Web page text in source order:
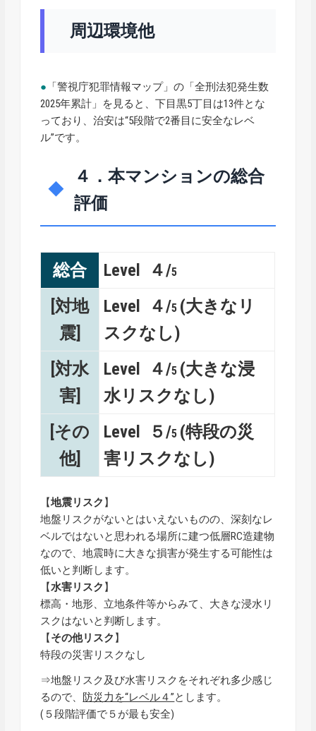
周辺環境他
● 「警視庁犯罪情報マップ」の「全刑法犯発生数
2025年累計」を見ると、下目黒5丁目は13件とな
っており、治安は“5段階で2番目に安全なレベ
ル”です。
４．本マンションの総合
評価
総合 Level ４/5
[対地
震]
Level ４/5 (大きなリ
スクなし)
[対水
害]
Level ４/5 (大きな浸
水リスクなし)
[その
他]
Level ５/5 (特段の災
害リスクなし)
【地震リスク 】
地盤リスクがないとはいえないものの、深刻なレ
ベルではないと思われる場所に建つ低層RC造建物
なので、地震時に大きな損害が発生する可能性は
低いと判断します。
【水害リスク 】
標高・地形、立地条件等からみて、大きな浸水リ
スクはないと判断します。
【その他リスク 】
特段の災害リスクなし
⇒地盤リスク及び水害リスクをそれぞれ多少感じ
るので、 防災力を“レベル４”とします。
(５段階評価で５が最も安全)